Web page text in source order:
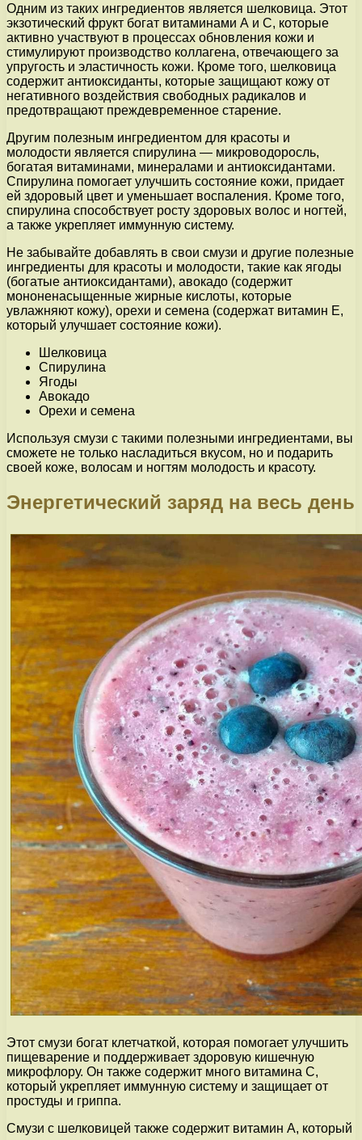
Одним из таких ингредиентов является шелковица. Этот
экзотический фрукт богат витаминами А и С, которые
активно участвуют в процессах обновления кожи и
стимулируют производство коллагена, отвечающего за
упругость и эластичность кожи. Кроме того, шелковица
содержит антиоксиданты, которые защищают кожу от
негативного воздействия свободных радикалов и
предотвращают преждевременное старение.
Другим полезным ингредиентом для красоты и
молодости является спирулина — микроводоросль,
богатая витаминами, минералами и антиоксидантами.
Спирулина помогает улучшить состояние кожи, придает
ей здоровый цвет и уменьшает воспаления. Кроме того,
спирулина способствует росту здоровых волос и ногтей,
а также укрепляет иммунную систему.
Не забывайте добавлять в свои смузи и другие полезные
ингредиенты для красоты и молодости, такие как ягоды
(богатые антиоксидантами), авокадо (содержит
мононенасыщенные жирные кислоты, которые
увлажняют кожу), орехи и семена (содержат витамин Е,
который улучшает состояние кожи).
Шелковица
Спирулина
Ягоды
Авокадо
Орехи и семена
Используя смузи с такими полезными ингредиентами, вы
сможете не только насладиться вкусом, но и подарить
своей коже, волосам и ногтям молодость и красоту.
Энергетический заряд на весь день
Этот смузи богат клетчаткой, которая помогает улучшить
пищеварение и поддерживает здоровую кишечную
микрофлору. Он также содержит много витамина C,
который укрепляет иммунную систему и защищает от
простуды и гриппа.
Смузи с шелковицей также содержит витамин A, который